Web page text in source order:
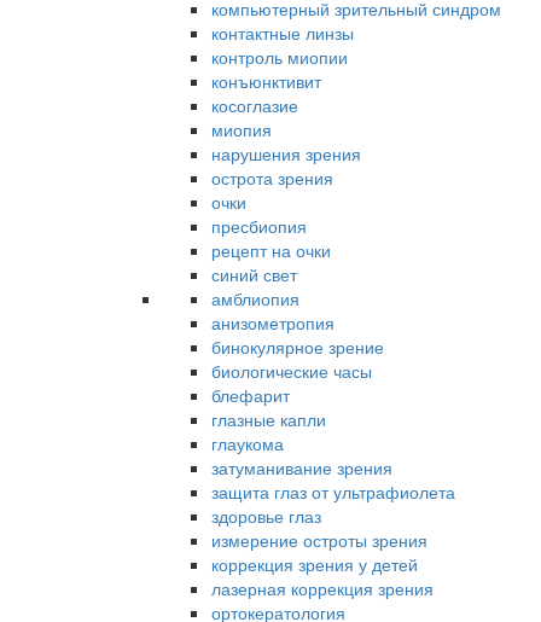
компьютерный зрительный синдром
контактные линзы
контроль миопии
конъюнктивит
косоглазие
миопия
нарушения зрения
острота зрения
очки
пресбиопия
рецепт на очки
синий свет
амблиопия
анизометропия
бинокулярное зрение
биологические часы
блефарит
глазные капли
глаукома
затуманивание зрения
защита глаз от ультрафиолета
здоровье глаз
измерение остроты зрения
коррекция зрения у детей
лазерная коррекция зрения
ортокератология